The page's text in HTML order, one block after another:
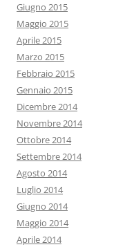
Giugno 2015
Maggio 2015
Aprile 2015
Marzo 2015
Febbraio 2015
Gennaio 2015
Dicembre 2014
Novembre 2014
Ottobre 2014
Settembre 2014
Agosto 2014
Luglio 2014
Giugno 2014
Maggio 2014
Aprile 2014